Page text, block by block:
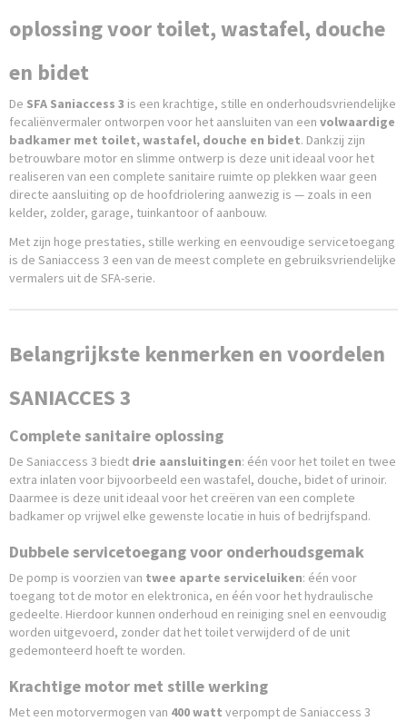
oplossing voor toilet, wastafel, douche
en bidet
De SFA Saniaccess 3 is een krachtige, stille en onderhoudsvriendelijke
fecaliënvermaler ontworpen voor het aansluiten van een volwaardige
badkamer met toilet, wastafel, douche en bidet. Dankzij zijn
betrouwbare motor en slimme ontwerp is deze unit ideaal voor het
realiseren van een complete sanitaire ruimte op plekken waar geen
directe aansluiting op de hoofdriolering aanwezig is — zoals in een
kelder, zolder, garage, tuinkantoor of aanbouw.
Met zijn hoge prestaties, stille werking en eenvoudige servicetoegang
is de Saniaccess 3 een van de meest complete en gebruiksvriendelijke
vermalers uit de SFA-serie.
Belangrijkste kenmerken en voordelen
SANIACCES 3
Complete sanitaire oplossing
De Saniaccess 3 biedt drie aansluitingen: één voor het toilet en twee
extra inlaten voor bijvoorbeeld een wastafel, douche, bidet of urinoir.
Daarmee is deze unit ideaal voor het creëren van een complete
badkamer op vrijwel elke gewenste locatie in huis of bedrijfspand.
Dubbele servicetoegang voor onderhoudsgemak
De pomp is voorzien van twee aparte serviceluiken: één voor
toegang tot de motor en elektronica, en één voor het hydraulische
gedeelte. Hierdoor kunnen onderhoud en reiniging snel en eenvoudig
worden uitgevoerd, zonder dat het toilet verwijderd of de unit
gedemonteerd hoeft te worden.
Krachtige motor met stille werking
Met een motorvermogen van 400 watt verpompt de Saniaccess 3